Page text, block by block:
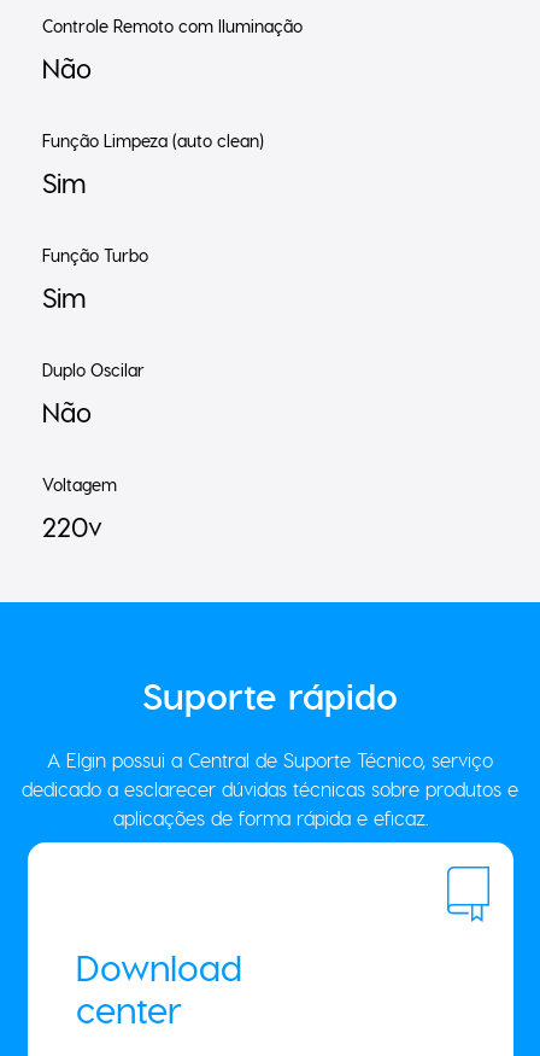
Controle Remoto com Iluminação
Não
Função Limpeza (auto clean)
Sim
Função Turbo
Sim
Duplo Oscilar
Não
Voltagem
220v
Suporte rápido
A Elgin possui a Central de Suporte Técnico, serviço
dedicado a esclarecer dúvidas técnicas sobre produtos e
aplicações de forma rápida e eficaz.
Download
center